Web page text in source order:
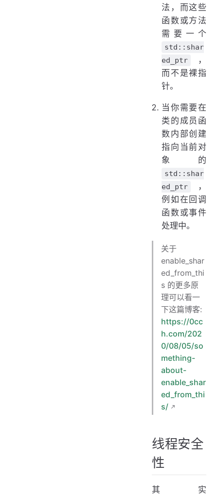
法，而这些
函数或方法
需要一个
std::shar
ed_ptr
，
而不是裸指
针。
当你需要在
类的成员函
数内部创建
指向当前对
象的
std::shar
ed_ptr
，
例如在回调
函数或事件
处理中。
关于
enable_shar
ed_from_thi
s 的更多原
理可以看一
下这篇博客:
https://0cc
h.com/202
0/08/05/so
mething-
about-
enable_shar
ed_from_thi
s/
线程安全
性
其实